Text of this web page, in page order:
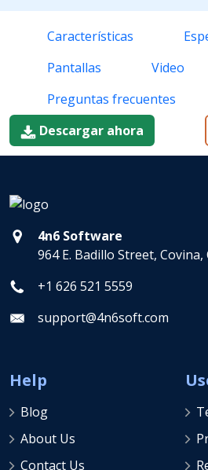
Características
Pantallas
Video
Preguntas frecuentes
Descargar ahora
4n6 Software
964 E. Badillo Street, Covina,
+1 626 521 5559
support@4n6soft.com
Help
Blog
About Us
Contact Us